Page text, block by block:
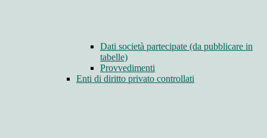
Dati società partecipate (da pubblicare in
tabelle)
Provvedimenti
Enti di diritto privato controllati